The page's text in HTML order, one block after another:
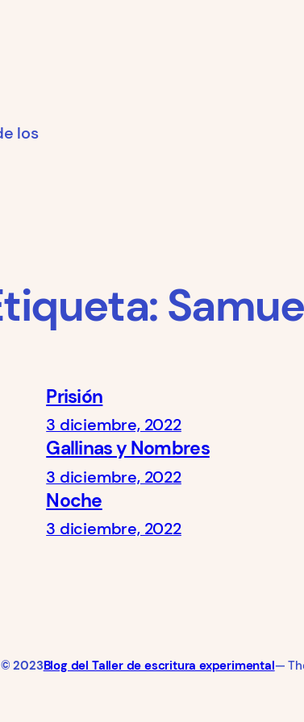
los
Prisión
3 diciembre, 2022
Gallinas y Nombres
3 diciembre, 2022
Noche
3 diciembre, 2022
© 2023Blog del Taller de escritura experimental—